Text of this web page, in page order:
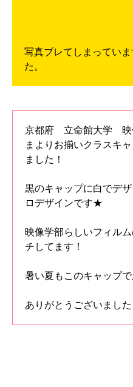
写真ブレてしまってい
た。
京都府 立命館大学 映
まよりお揃いクラスキ
ました！
黒のキャップに白でデ
ロデザインです★
映像学部らしいフィル
チしてます！
暑い夏もこのキャップ
ありがとうございました